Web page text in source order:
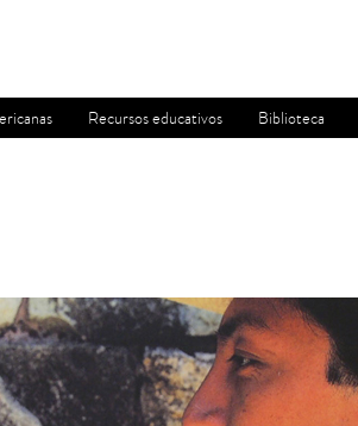
Recursos educativos Biblioteca